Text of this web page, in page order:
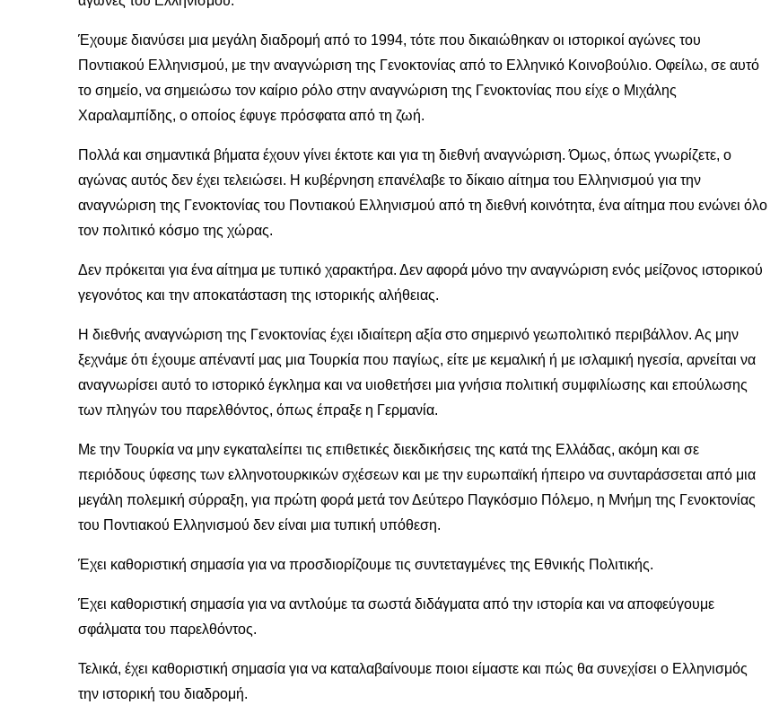
Έχουμε διανύσει μια μεγάλη διαδρομή από το 1994, τότε που δικαιώθηκαν οι ιστορικοί αγώνες του
Ποντιακού Ελληνισμού, με την αναγνώριση της Γενοκτονίας από το Ελληνικό Κοινοβούλιο. Οφείλω, σε αυτό
το σημείο, να σημειώσω τον καίριο ρόλο στην αναγνώριση της Γενοκτονίας που είχε ο Μιχάλης
Χαραλαμπίδης, ο οποίος έφυγε πρόσφατα από τη ζωή.
Πολλά και σημαντικά βήματα έχουν γίνει έκτοτε και για τη διεθνή αναγνώριση. Όμως, όπως γνωρίζετε, ο
αγώνας αυτός δεν έχει τελειώσει. Η κυβέρνηση επανέλαβε το δίκαιο αίτημα του Ελληνισμού για την
αναγνώριση της Γενοκτονίας του Ποντιακού Ελληνισμού από τη διεθνή κοινότητα, ένα αίτημα που ενώνει όλο
τον πολιτικό κόσμο της χώρας.
Δεν πρόκειται για ένα αίτημα με τυπικό χαρακτήρα. Δεν αφορά μόνο την αναγνώριση ενός μείζονος ιστορικού
γεγονότος και την αποκατάσταση της ιστορικής αλήθειας.
Η διεθνής αναγνώριση της Γενοκτονίας έχει ιδιαίτερη αξία στο σημερινό γεωπολιτικό περιβάλλον. Ας μην
ξεχνάμε ότι έχουμε απέναντί μας μια Τουρκία που παγίως, είτε με κεμαλική ή με ισλαμική ηγεσία, αρνείται να
αναγνωρίσει αυτό το ιστορικό έγκλημα και να υιοθετήσει μια γνήσια πολιτική συμφιλίωσης και επούλωσης
των πληγών του παρελθόντος, όπως έπραξε η Γερμανία.
Με την Τουρκία να μην εγκαταλείπει τις επιθετικές διεκδικήσεις της κατά της Ελλάδας, ακόμη και σε
περιόδους ύφεσης των ελληνοτουρκικών σχέσεων και με την ευρωπαϊκή ήπειρο να συνταράσσεται από μια
μεγάλη πολεμική σύρραξη, για πρώτη φορά μετά τον Δεύτερο Παγκόσμιο Πόλεμο, η Μνήμη της Γενοκτονίας
του Ποντιακού Ελληνισμού δεν είναι μια τυπική υπόθεση.
Έχει καθοριστική σημασία για να προσδιορίζουμε τις συντεταγμένες της Εθνικής Πολιτικής.
Έχει καθοριστική σημασία για να αντλούμε τα σωστά διδάγματα από την ιστορία και να αποφεύγουμε
σφάλματα του παρελθόντος.
Τελικά, έχει καθοριστική σημασία για να καταλαβαίνουμε ποιοι είμαστε και πώς θα συνεχίσει ο Ελληνισμός
την ιστορική του διαδρομή.